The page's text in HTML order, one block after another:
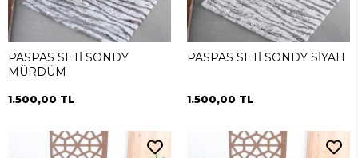
PASPAS SETİ SONDY
MÜRDÜM
1.500,00 TL
PASPAS SETİ SONDY SİYAH
1.500,00 TL